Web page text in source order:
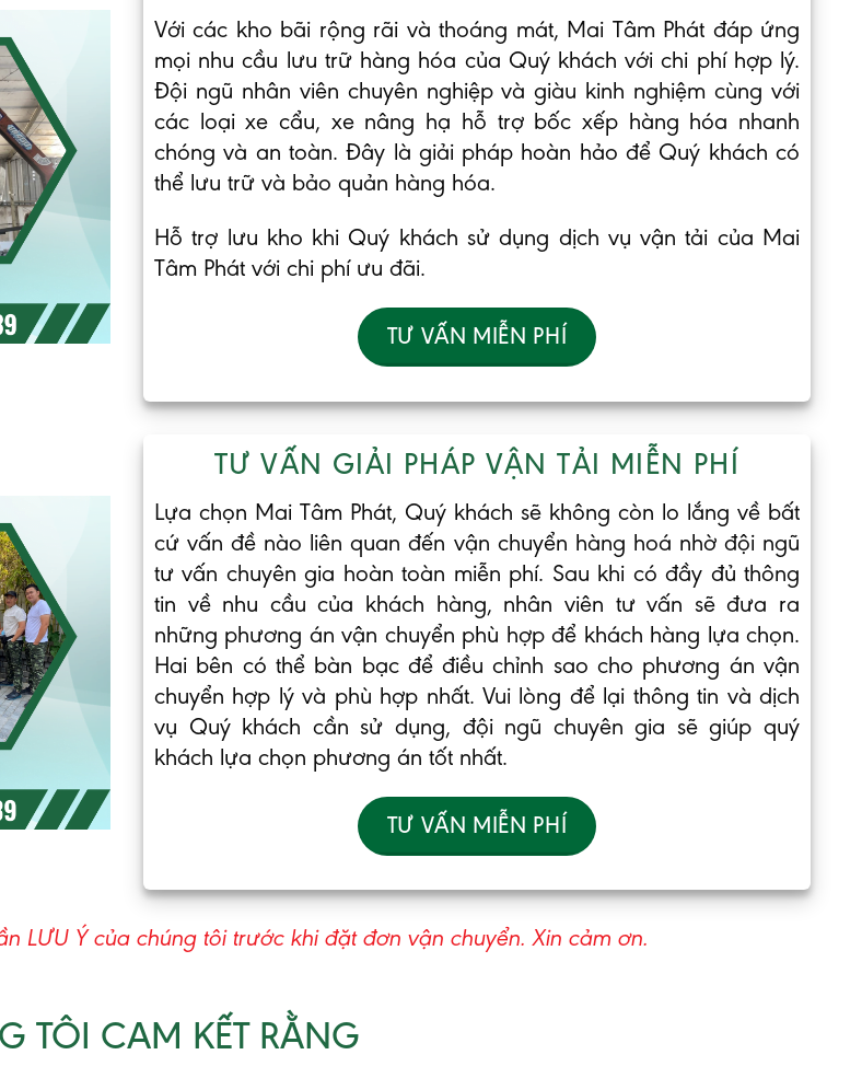
Với các kho bãi rộng rãi và thoáng mát, Mai Tâm Phát đáp ứng
mọi nhu cầu lưu trữ hàng hóa của Quý khách với chi phí hợp lý.
Đội ngũ nhân viên chuyên nghiệp và giàu kinh nghiệm cùng với
các loại xe cẩu, xe nâng hạ hỗ trợ bốc xếp hàng hóa nhanh
chóng và an toàn. Đây là giải pháp hoàn hảo để Quý khách có
thể lưu trữ và bảo quản hàng hóa.
Hỗ trợ lưu kho khi Quý khách sử dụng dịch vụ vận tải của Mai
Tâm Phát với chi phí ưu đãi.
TƯ VẤN MIỄN PHÍ
TƯ VẤN GIẢI PHÁP VẬN TẢI MIỄN PHÍ
Lựa chọn Mai Tâm Phát, Quý khách sẽ không còn lo lắng về bất
cứ vấn đề nào liên quan đến vận chuyển hàng hoá nhờ đội ngũ
tư vấn chuyên gia hoàn toàn miễn phí. Sau khi có đầy đủ thông
tin về nhu cầu của khách hàng, nhân viên tư vấn sẽ đưa ra
những phương án vận chuyển phù hợp để khách hàng lựa chọn.
Hai bên có thể bàn bạc để điều chỉnh sao cho phương án vận
chuyển hợp lý và phù hợp nhất. Vui lòng để lại thông tin và dịch
vụ Quý khách cần sử dụng, đội ngũ chuyên gia sẽ giúp quý
khách lựa chọn phương án tốt nhất.
TƯ VẤN MIỄN PHÍ
LƯU Ý của chúng tôi trước khi đặt đơn vận chuyển. Xin cảm ơn.
TÔI CAM KẾT RẰNG